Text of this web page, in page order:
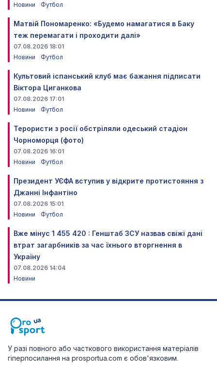
Новини
Футбол
Матвій Пономаренко: «Будемо намагатися в Баку
теж перемагати і проходити далі»
07.08.2026 18:01
Новини
Футбол
Культовий іспанський клуб має бажання підписати
Віктора Циганкова
07.08.2026 17:01
Новини
Футбол
Терористи з росії обстріляли одеський стадіон
Чорноморця (фото)
07.08.2026 16:01
Новини
Футбол
Президент УЄФА вступив у відкрите протистояння з
Джанні Інфантіно
07.08.2026 15:01
Новини
Футбол
Вже мінус 1 455 420 : Генштаб ЗСУ назвав свіжі дані
втрат загарбників за час їхнього вторгнення в
Україну
07.08.2026 14:04
Новини
У разі повного або часткового використання матеріалів
гіперпосилання на prosportua.com є обов'язковим.